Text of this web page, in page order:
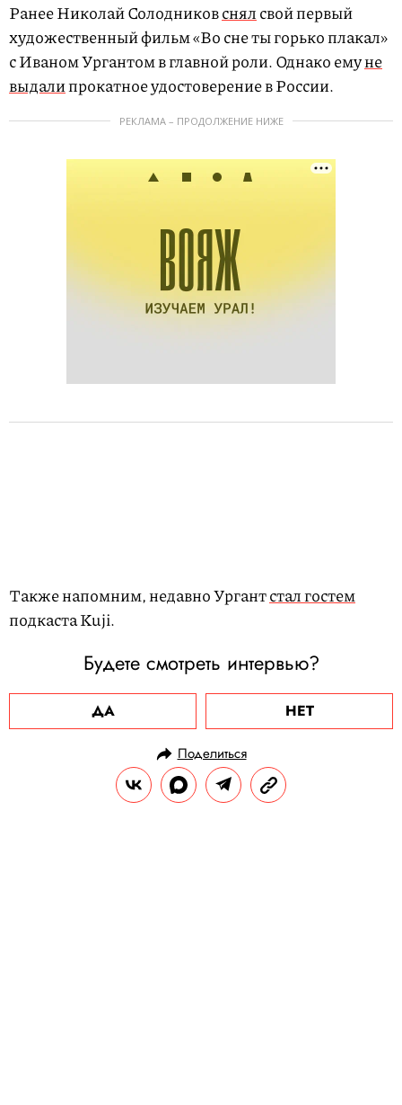
Ранее Николай Солодниковснялсвой первый
художественный фильм «Во сне ты горько плакал»
с Иваном Ургантом в главной роли. Однако емуне
выдалипрокатное удостоверение в России.
РЕКЛАМА – ПРОДОЛЖЕНИЕ НИЖЕ
Также напомним, недавно Ургантстал гостем
подкаста Kuji.
Будете смотреть интервью?
ДА НЕТ
Поделиться